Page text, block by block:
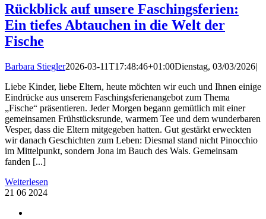
Rückblick auf unsere Faschingsferien:
Ein tiefes Abtauchen in die Welt der
Fische
Barbara Stiegler2026-03-11T17:48:46+01:00Dienstag, 03/03/2026|
Liebe Kinder, liebe Eltern, heute möchten wir euch und Ihnen einige
Eindrücke aus unserem Faschingsferienangebot zum Thema
„Fische“ präsentieren. Jeder Morgen begann gemütlich mit einer
gemeinsamen Frühstücksrunde, warmem Tee und dem wunderbaren
Vesper, dass die Eltern mitgegeben hatten. Gut gestärkt erweckten
wir danach Geschichten zum Leben: Diesmal stand nicht Pinocchio
im Mittelpunkt, sondern Jona im Bauch des Wals. Gemeinsam
fanden [...]
Weiterlesen
21 06 2024